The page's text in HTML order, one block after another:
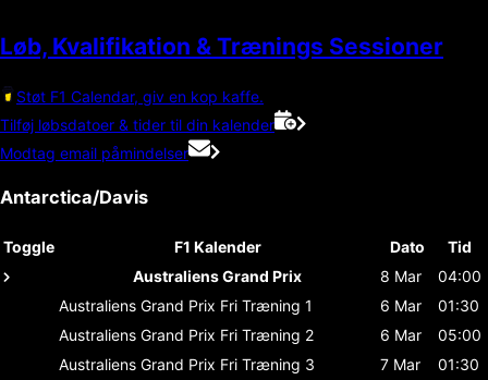
Løb, Kvalifikation & Trænings Sessioner
Støt F1 Calendar, giv en kop kaffe.
Tilføj løbsdatoer & tider til din kalender
Modtag email påmindelser
Antarctica/Davis
Toggle F1 Kalender Dato
Tid
Australiens Grand Prix
8 Mar
04:00
Australiens Grand Prix Fri Træning 1 6 Mar
01:30
Australiens Grand Prix Fri Træning 2 6 Mar
05:00
Australiens Grand Prix Fri Træning 3 7 Mar
01:30